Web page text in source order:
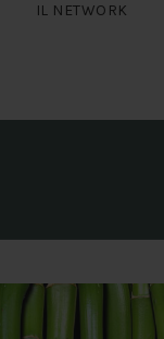
IL NETWORK